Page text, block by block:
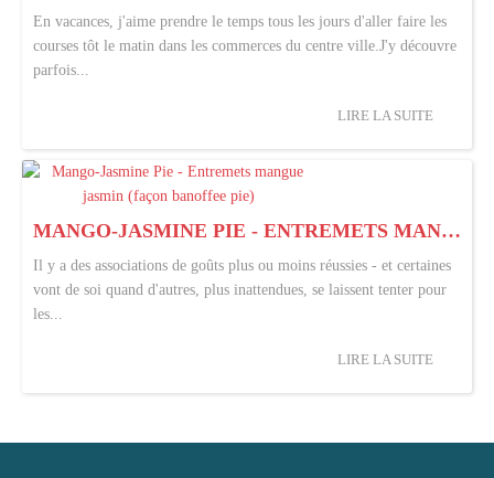
En vacances, j'aime prendre le temps tous les jours d'aller faire les
courses tôt le matin dans les commerces du centre ville.J'y découvre
parfois...
LIRE LA SUITE
MANGO-JASMINE PIE - ENTREMETS MANGUE JASMIN (FAÇON BANOFFEE PIE)
Il y a des associations de goûts plus ou moins réussies - et certaines
vont de soi quand d'autres, plus inattendues, se laissent tenter pour
les...
LIRE LA SUITE